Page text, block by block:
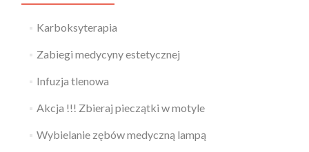
Karboksyterapia
Zabiegi medycyny estetycznej
Infuzja tlenowa
Akcja !!! Zbieraj pieczątki w motyle
Wybielanie zębów medyczną lampą